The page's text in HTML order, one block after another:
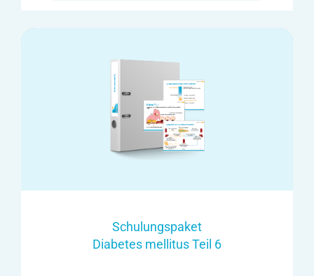
Schulungspaket
Diabetes mellitus Teil 6